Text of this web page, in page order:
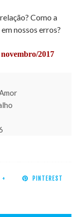
Como a
nossos erros?
2017
+ PINTEREST